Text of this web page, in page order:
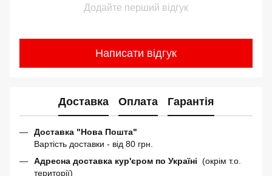
Додайте перший відгук
Написати відгук
Доставка Оплата Гарантія
Доставка "Нова Пошта"
Вартість доставки - від 80 грн.
Адресна доставка кур'єром по Україні (окрім т.о.
території)